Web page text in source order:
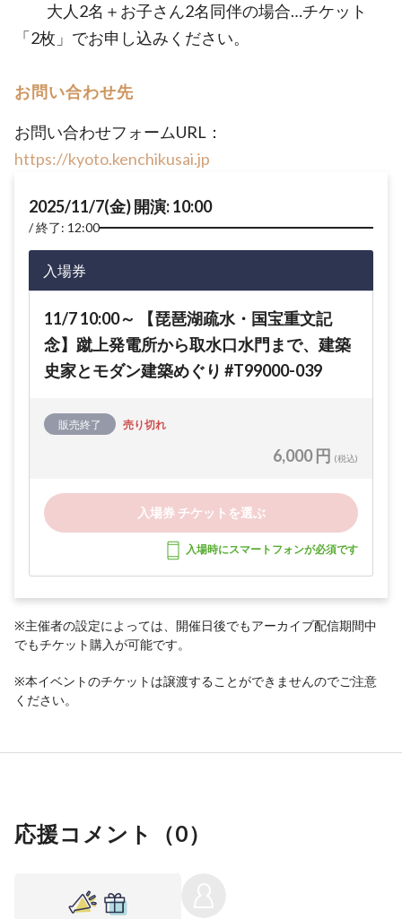
大人2名＋お子さん2名同伴の場合…チケット
「2枚」でお申し込みください。
お問い合わせ先
お問い合わせフォームURL：
https://kyoto.kenchikusai.jp
2025/11/7(金) 開演: 10:00
終了: 12:00
入場券
11/7 10:00～ 【琵琶湖疏水・国宝重文記
念】蹴上発電所から取水口水門まで、建築
史家とモダン建築めぐり #T99000-039
販売終了 売り切れ
6,000 円 (税込)
入場券 チケットを選ぶ
入場時にスマートフォンが必須です
※主催者の設定によっては、開催日後でもアーカイブ配信期間中
でもチケット購入が可能です。
※本イベントのチケットは譲渡することができませんのでご注意
ください。
応援コメント（0）